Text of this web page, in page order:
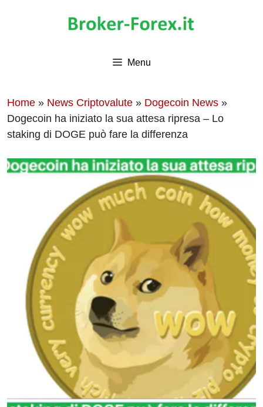
Menu
Home » News Criptovalute » Dogecoin News »
Dogecoin ha iniziato la sua attesa ripresa – Lo
staking di DOGE può fare la differenza